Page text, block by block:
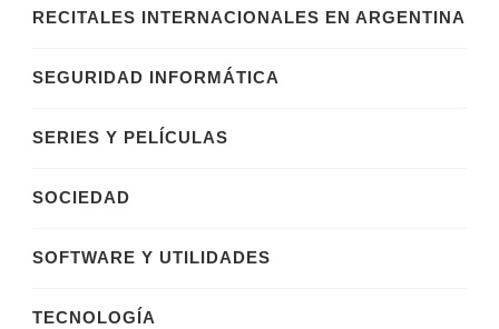
RECITALES INTERNACIONALES EN ARGENTINA
SEGURIDAD INFORMÁTICA
SERIES Y PELÍCULAS
SOCIEDAD
SOFTWARE Y UTILIDADES
TECNOLOGÍA